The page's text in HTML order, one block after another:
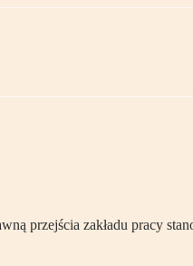
przejścia zakładu pracy